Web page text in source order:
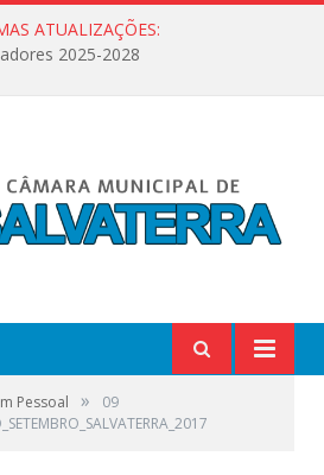
ATUALIZAÇÕES:
2025-2028
Pessoal »
09